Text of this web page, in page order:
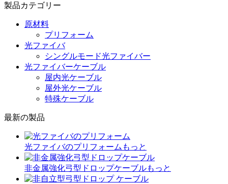
製品カテゴリー
原材料
プリフォーム
光ファイバ
シングルモード光ファイバー
光ファイバーケーブル
屋内光ケーブル
屋外光ケーブル
特殊ケーブル
最新の製品
光ファイバのプリフォーム もっと
非金属強化弓型ドロップケーブルもっと